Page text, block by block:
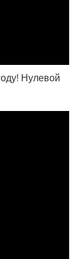
Нулевой